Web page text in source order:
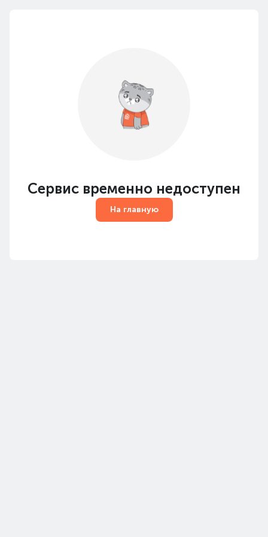
Сервис временно недоступен
На главную